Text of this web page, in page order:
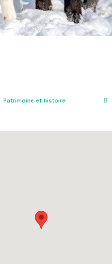
Patrimoine et histoire